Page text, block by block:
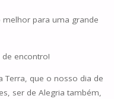
melhor para uma grande
encontro!
Terra, que o nosso dia de
ser de Alegria também,